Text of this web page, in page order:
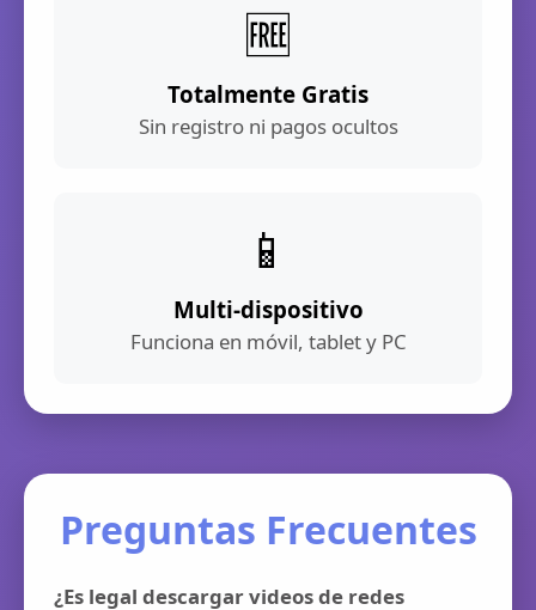
🆓
Totalmente Gratis
Sin registro ni pagos ocultos
📱
Multi-dispositivo
Funciona en móvil, tablet y PC
Preguntas Frecuentes
¿Es legal descargar videos de redes